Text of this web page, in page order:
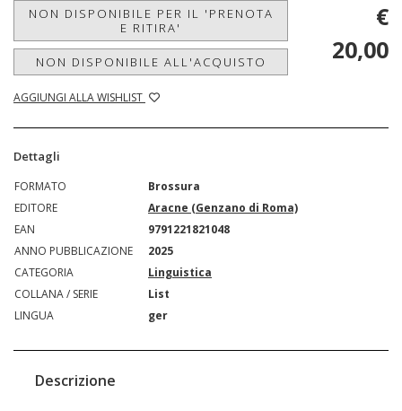
NON DISPONIBILE PER IL 'PRENOTA
E RITIRA'
NON DISPONIBILE ALL'ACQUISTO
AGGIUNGI ALLA WISHLIST
€
20,00
Dettagli
FORMATO
Brossura
EDITORE
Aracne (Genzano di Roma)
EAN
9791221821048
ANNO PUBBLICAZIONE
2025
CATEGORIA
Linguistica
COLLANA / SERIE
List
LINGUA
ger
Descrizione